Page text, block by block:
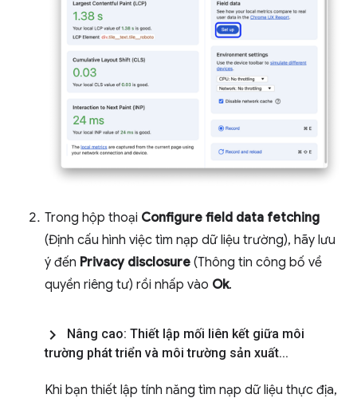
Trong hộp thoại Configure field data fetching
(Định cấu hình việc tìm nạp dữ liệu trường), hãy lưu
ý đến Privacy disclosure (Thông tin công bố về
quyền riêng tư) rồi nhấp vào Ok.
Nâng cao: Thiết lập mối liên kết giữa môi
trường phát triển và môi trường sản xuất...
Khi bạn thiết lập tính năng tìm nạp dữ liệu thực địa,